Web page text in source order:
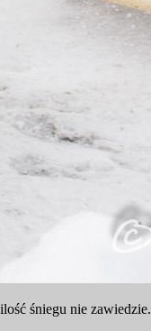
śniegu nie zawiedzie.